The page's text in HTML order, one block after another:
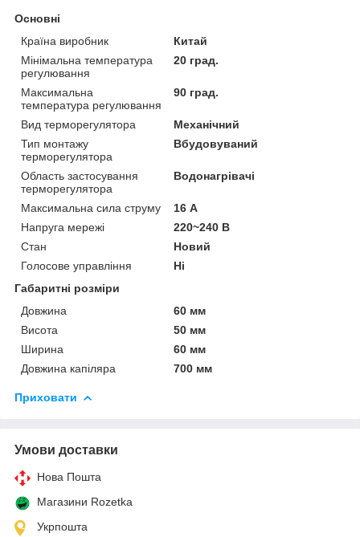
Основні
Країна виробник
Китай
Мінімальна температура
регулювання
20 град.
Максимальна
температура регулювання
90 град.
Вид терморегулятора
Механічний
Тип монтажу
терморегулятора
Вбудовуваний
Область застосування
терморегулятора
Водонагрівачі
Максимальна сила струму
16 А
Напруга мережі
220~240 В
Стан
Новий
Голосове управління
Ні
Габаритні розміри
Довжина
60 мм
Висота
50 мм
Ширина
60 мм
Довжина капіляра
700 мм
Приховати
Умови доставки
Нова Пошта
Магазини Rozetka
Укрпошта